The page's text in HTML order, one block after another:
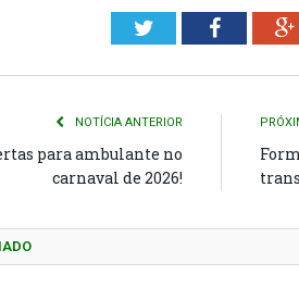
Twitter
NOTÍCIA ANTERIOR
para ambulante no
carnaval de 2026!